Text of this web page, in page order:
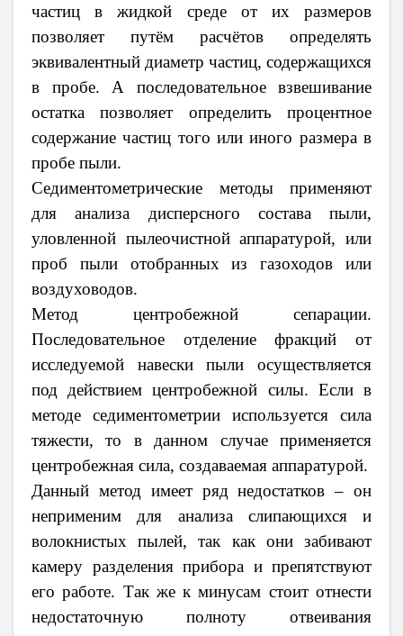
частиц в жидкой среде от их размеров
позволяет путём расчётов определять
эквивалентный диаметр частиц, содержащихся
в пробе. А последовательное взвешивание
остатка позволяет определить процентное
содержание частиц того или иного размера в
пробе пыли.
Седиментометрические методы применяют
для анализа дисперсного состава пыли,
уловленной пылеочистной аппаратурой, или
проб пыли отобранных из газоходов или
воздуховодов.
Метод центробежной сепарации.
Последовательное отделение фракций от
исследуемой навески пыли осуществляется
под действием центробежной силы. Если в
методе седиментометрии используется сила
тяжести, то в данном случае применяется
центробежная сила, создаваемая аппаратурой.
Данный метод имеет ряд недостатков – он
неприменим для анализа слипающихся и
волокнистых пылей, так как они забивают
камеру разделения прибора и препятствуют
его работе. Так же к минусам стоит отнести
недостаточную полноту отвеивания